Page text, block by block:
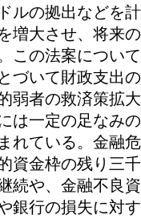
ルの拠出などを
増大させ、将来
この法案につい
づいて財政支出
弱者の救済策拡
は一定の足なみ
れている。金融
資金枠の残り三
続や、金融不良
銀行の損失に対